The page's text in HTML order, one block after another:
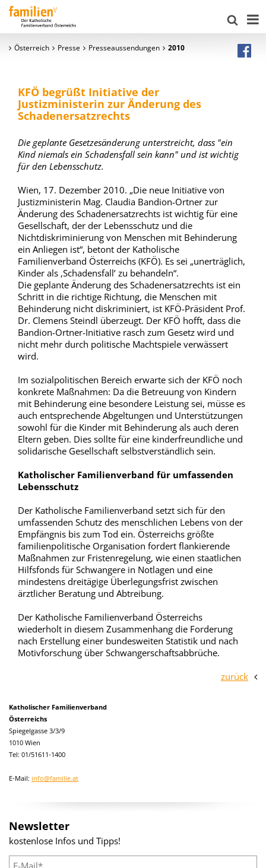
Österreich Presse Presseaussendungen 2010
KFÖ begrüßt Initiative der
Justizministerin zur Änderung des
Schadenersatzrechts
Die geplante Gesetzesänderung unterstreicht, dass "ein
Kind niemals ein Schadensfall sein kann" und ist wichtig
für den Lebensschutz.
Wien, 17. Dezember 2010. „Die neue Initiative von
Justizministerin Mag. Claudia Bandion-Ortner zur
Änderung des Schadenersatzrechts ist wichtig für eine
Gesellschaft, der der Lebensschutz und die
Nichtdiskriminierung von Menschen mit Behinderung
ein Anliegen ist“, betont der Katholische
Familienverband Österreichs (KFÖ). Es sei „unerträglich,
Kinder als ‚Schadensfall’ zu behandeln“.
Die geplante Änderung des Schadenersatzrechts ist ein
Schritt in die richtige Richtung, die Menschen mit
Behinderung nicht diskriminiert, ist KFÖ-Präsident Prof.
Dr. Clemens Steindl überzeugt. Der KFÖ hofft, dass die
Bandion-Ortner-Initiative rasch zum Gesetz wird und
nicht mehr durch politische Machtspiele verwässert
wird.
Im sozialpolitischen Bereich erwarte sich der KFÖ noch
konkrete Maßnahmen: Da die Betreuung von Kindern
mit Behinderung eine besondere Leistung sei, müsse es
auch entsprechende Abgeltungen und Unterstützungen
sowohl für die Kinder mit Behinderung als auch deren
Eltern geben. Dies sollte für eine kinderfreundliche und
solidarische Gesellschaft selbstverständlich sein.
Katholischer Familienverband für umfassenden
Lebensschutz
Der Katholische Familienverband setzt sich für den
umfassenden Schutz des menschlichen Lebens von der
Empfängnis bis zum Tod ein. Österreichs größte
familienpolitische Organisation fordert flankierende
Maßnahmen zur Fristenregelung, wie einen staatlichen
Hilfsfonds für Schwangere in Notlagen und eine
mindestens dreitägige Überlegungsfrist zwischen
ärztlicher Beratung und Abtreibung.
Der Katholische Familienverband Österreichs
wiederholt in diesem Zusammenhang die Forderung
nach Erstellung einer bundesweiten Statistik und nach
Motivforschung über Schwangerschaftsabbrüche.
zurück
Katholischer Familienverband
Österreichs
Spiegelgasse 3/3/9
1010 Wien
Tel: 01/51611-1400
E-Mail: info@familie.at
Newsletter
kostenlose Infos und Tipps!